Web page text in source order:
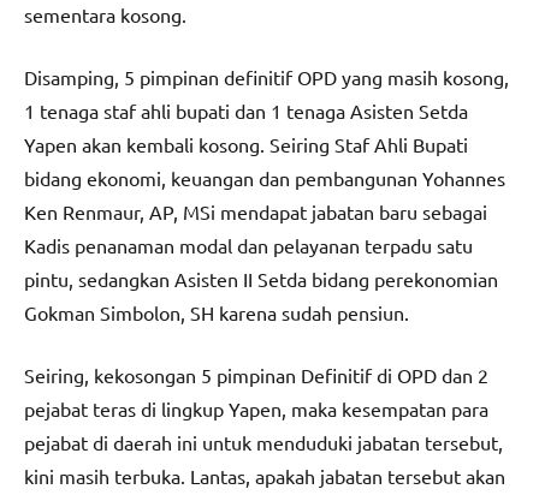
sementara kosong.
Disamping, 5 pimpinan definitif OPD yang masih kosong,
1 tenaga staf ahli bupati dan 1 tenaga Asisten Setda
Yapen akan kembali kosong. Seiring Staf Ahli Bupati
bidang ekonomi, keuangan dan pembangunan Yohannes
Ken Renmaur, AP, MSi mendapat jabatan baru sebagai
Kadis penanaman modal dan pelayanan terpadu satu
pintu, sedangkan Asisten II Setda bidang perekonomian
Gokman Simbolon, SH karena sudah pensiun.
Seiring, kekosongan 5 pimpinan Definitif di OPD dan 2
pejabat teras di lingkup Yapen, maka kesempatan para
pejabat di daerah ini untuk menduduki jabatan tersebut,
kini masih terbuka. Lantas, apakah jabatan tersebut akan